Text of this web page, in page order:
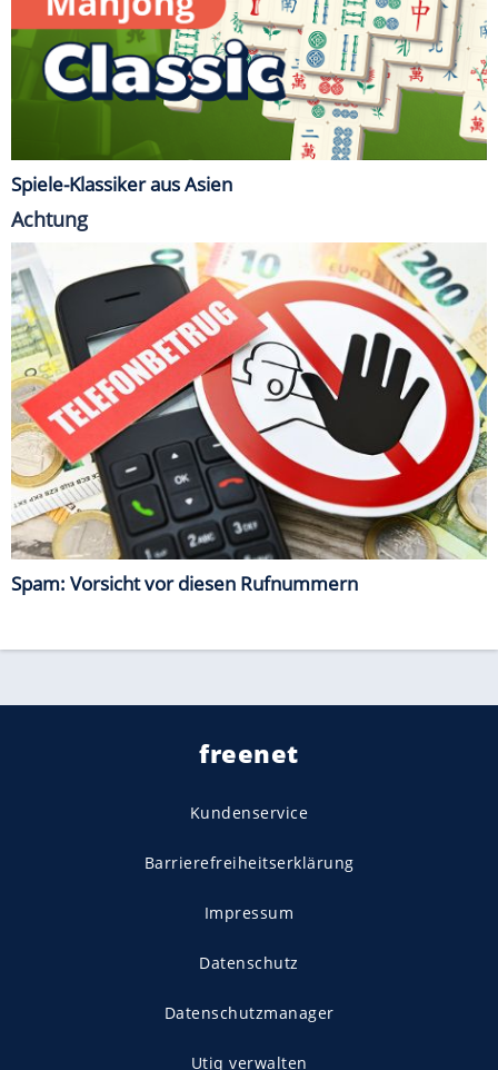
Spiele-Klassiker aus Asien
Achtung
Spam: Vorsicht vor diesen Rufnummern
freenet
Kundenservice
Barrierefreiheitserklärung
Impressum
Datenschutz
Datenschutzmanager
Utiq verwalten